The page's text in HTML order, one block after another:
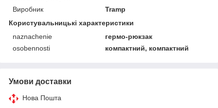
Виробник
Tramp
Користувальницькі характеристики
naznachenie
гермо-рюкзак
osobennosti
компактний, компактний
Умови доставки
Нова Пошта